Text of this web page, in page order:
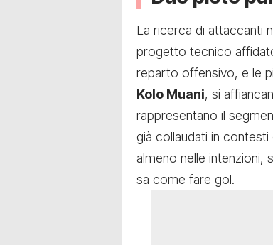
La ricerca di attaccanti
progetto tecnico
reparto offensivo, e le
Kolo Muani, si
rappresentano il
già collaudati in
almeno nelle intenzioni,
sa come fare gol.